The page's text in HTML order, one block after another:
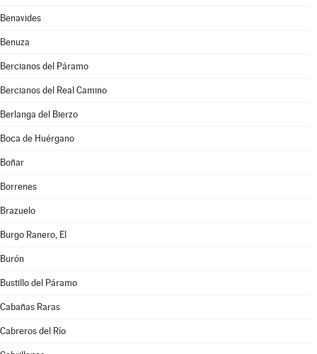
Benavides
Benuza
Bercianos del Páramo
Bercianos del Real Camino
Berlanga del Bierzo
Boca de Huérgano
Boñar
Borrenes
Brazuelo
Burgo Ranero, El
Burón
Bustillo del Páramo
Cabañas Raras
Cabreros del Río